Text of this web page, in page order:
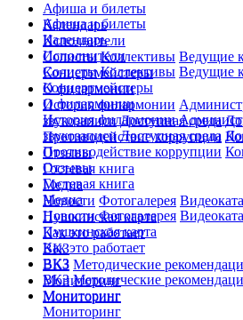
Афиша и билеты
Календарь
Исполнители
Солисты Коллективы Ведущие
Концертмейстеры
О филармонии
История филармонии
звукозаписи Доступная среда
Противодействие коррупции
Отзывы
Гостевая книга
Медиа
Новости Фотогалерея
Пушкинская карта
Как это работает
ВКЗ
ВКЗ Методические
Мониторинг
Мониторинг
Афиша и билеты
Календарь
Исполнители
Солисты Коллективы Ведущие
Концертмейстеры
О филармонии
История филармонии
звукозаписи Доступная среда
Противодействие коррупции
Отзывы
Гостевая книга
Медиа
Новости Фотогалерея
Пушкинская карта
Как это работает
ВКЗ
ВКЗ Методические
Мониторинг
Мониторинг